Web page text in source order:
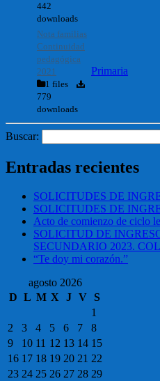
442
downloads
Nota familias
Continuidad
pedagógica
2021
1 files
779
downloads
Primaria
Buscar:
Entradas recientes
SOLICITUDES DE
SOLICITUDES DE
Acto de comienzo de ciclo
SOLICITUD DE
SECUNDARIO 2023.
“Te doy mi corazón.”
agosto 2026
D L M X J V S
1
2
3 4 5 6 7
8
9
10 11 12 13 14 15
16 17 18 19 20 21 22
23 24 25 26 27 28 29